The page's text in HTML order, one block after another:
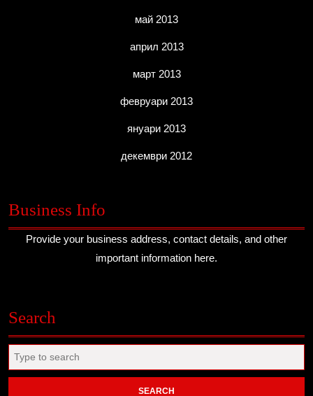
май 2013
април 2013
март 2013
февруари 2013
януари 2013
декември 2012
Business Info
Provide your business address, contact details, and other
important information here.
Search
for: